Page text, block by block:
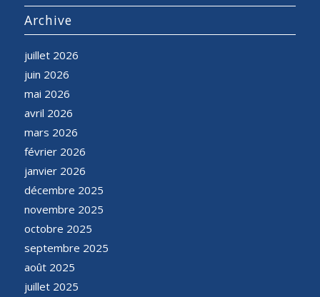
Archive
juillet 2026
juin 2026
mai 2026
avril 2026
mars 2026
février 2026
janvier 2026
décembre 2025
novembre 2025
octobre 2025
septembre 2025
août 2025
juillet 2025